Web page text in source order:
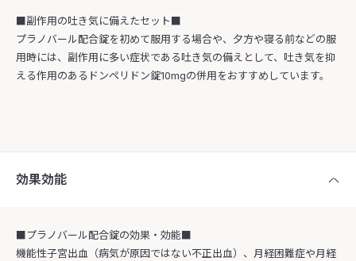
■副作用の吐き気に備えたセット■
プラノバール配合錠を初めて服用する場合や、夕方や寝る前などの服
用時には、副作用に多い症状である吐き気の備えとして、吐き気を抑
える作用のあるドンペリドン錠10mgの併用をおすすめしています。
効果効能
■プラノバール配合錠の効果・効能■
機能性子宮出血（病気が原因ではない不正出血）、月経困難症や月経